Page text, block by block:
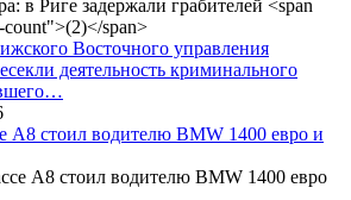
Восточного управления
деятельность криминального
А8 стоил водителю BMW 1400 евро и